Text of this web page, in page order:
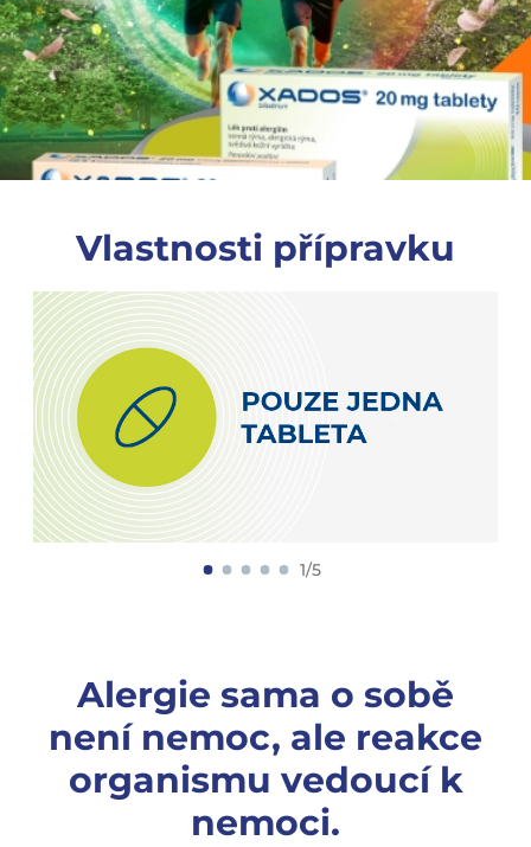
Vlastnosti přípravku
1/5
Alergie sama o sobě
není nemoc, ale reakce
organismu vedoucí k
nemoci.